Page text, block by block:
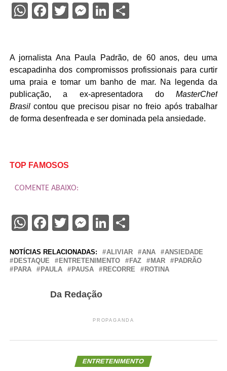
WhatsApp
Facebook
Twitter
Messenger
LinkedIn
Share
A jornalista Ana Paula Padrão, de 60 anos, deu uma
escapadinha dos compromissos profissionais para curtir
uma praia e tomar um banho de mar. Na legenda da
publicação, a ex-apresentadora doMasterChef
Brasilcontou que precisou pisar no freio após trabalhar
de forma desenfreada e ser dominada pela ansiedade.
TOP FAMOSOS
COMENTE ABAIXO:
WhatsApp
Facebook
Twitter
Messenger
LinkedIn
Share
NOTÍCIAS RELACIONADAS: ALIVIAR ANA
ANSIEDADE
DESTAQUE
ENTRETENIMENTO FAZ MAR
PADRÃO
PARA
PAULA PAUSA RECORRE ROTINA
Da Redação
PROPAGANDA
ENTRETENIMENTO